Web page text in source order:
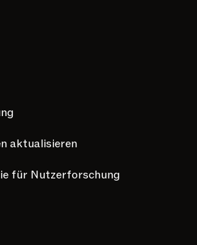
aktualisieren
für Nutzerforschung